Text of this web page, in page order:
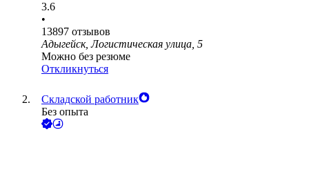
3.6
•
13897 отзывов
Адыгейск, Логистическая улица, 5
Можно без резюме
Откликнуться
Складской работник
Без опыта